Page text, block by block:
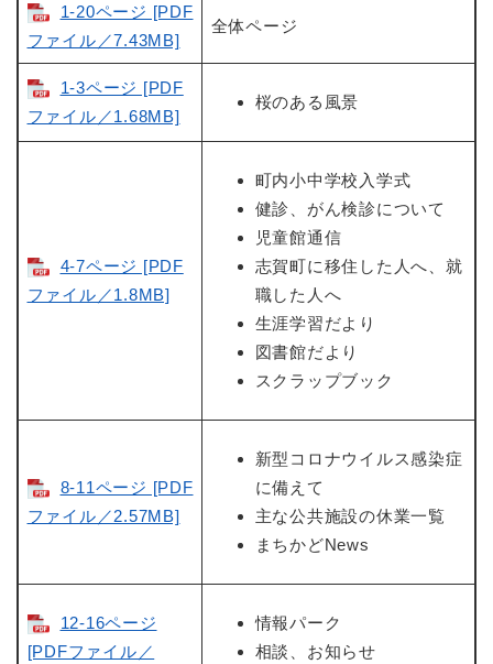
1-20ページ [PDF
ファイル／7.43MB]
全体ページ
1-3ページ [PDF
ファイル／1.68MB]
桜のある風景
4-7ページ [PDF
ファイル／1.8MB]
町内小中学校入学式
健診、がん検診について
児童館通信
志賀町に移住した人へ、就
職した人へ
生涯学習だより
図書館だより
スクラップブック
8-11ページ [PDF
ファイル／2.57MB]
新型コロナウイルス感染症
に備えて
主な公共施設の休業一覧
まちかどNews
12-16ページ
[PDFファイル／
情報パーク
相談、お知らせ